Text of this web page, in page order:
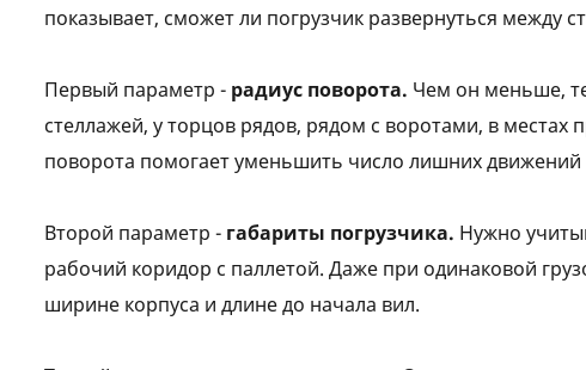
показывает, сможет ли погрузчик развернуться между
Первый параметр - радиус поворота. Чем он меньше,
стеллажей, у торцов рядов, рядом с воротами, в местах
поворота помогает уменьшить число лишних движений
Второй параметр - габариты погрузчика. Нужно
рабочий коридор с паллетой. Даже при одинаковой
ширине корпуса и длине до начала вил.